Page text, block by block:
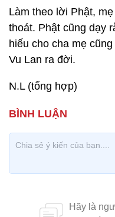
Làm theo lời Phật,
thoát. Phật cũng dạy
hiếu cho cha mẹ
Vu Lan ra đời.
N.L (tổng hợp)